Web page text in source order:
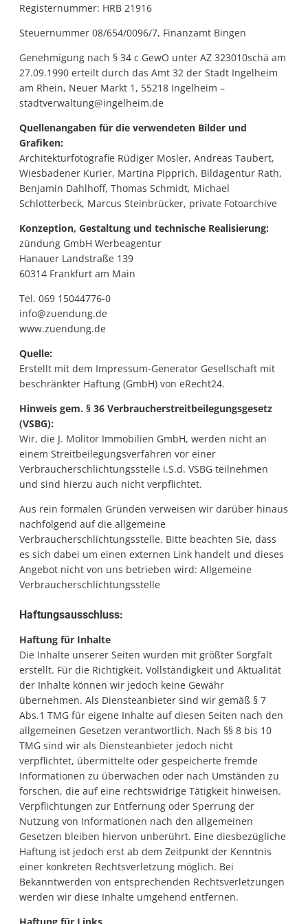
Registernummer: HRB 21916
Steuernummer 08/654/0096/7, Finanzamt Bingen
Genehmigung nach § 34 c GewO unter AZ 323010schä am
27.09.1990 erteilt durch das Amt 32 der Stadt Ingelheim
am Rhein, Neuer Markt 1, 55218 Ingelheim –
stadtverwaltung@ingelheim.de
Quellenangaben für die verwendeten Bilder und
Grafiken:
Architekturfotografie Rüdiger Mosler, Andreas Taubert,
Wiesbadener Kurier, Martina Pipprich, Bildagentur Rath,
Benjamin Dahlhoff, Thomas Schmidt, Michael
Schlotterbeck, Marcus Steinbrücker, private Fotoarchive
Konzeption, Gestaltung und technische Realisierung:
zündung GmbH Werbeagentur
Hanauer Landstraße 139
60314 Frankfurt am Main
Tel. 069 15044776-0
info@zuendung.de
www.zuendung.de
Quelle:
Erstellt mit dem Impressum-Generator Gesellschaft mit
beschränkter Haftung (GmbH) von eRecht24.
Hinweis gem. § 36 Verbraucherstreitbeilegungsgesetz
(VSBG):
Wir, die J. Molitor Immobilien GmbH, werden nicht an
einem Streitbeilegungsverfahren vor einer
Verbraucherschlichtungsstelle i.S.d. VSBG teilnehmen
und sind hierzu auch nicht verpflichtet.
Aus rein formalen Gründen verweisen wir darüber hinaus
nachfolgend auf die allgemeine
Verbraucherschlichtungsstelle. Bitte beachten Sie, dass
es sich dabei um einen externen Link handelt und dieses
Angebot nicht von uns betrieben wird: Allgemeine
Verbraucherschlichtungsstelle
Haftungsausschluss:
Haftung für Inhalte
Die Inhalte unserer Seiten wurden mit größter Sorgfalt
erstellt. Für die Richtigkeit, Vollständigkeit und Aktualität
der Inhalte können wir jedoch keine Gewähr
übernehmen. Als Diensteanbieter sind wir gemäß § 7
Abs.1 TMG für eigene Inhalte auf diesen Seiten nach den
allgemeinen Gesetzen verantwortlich. Nach §§ 8 bis 10
TMG sind wir als Diensteanbieter jedoch nicht
verpflichtet, übermittelte oder gespeicherte fremde
Informationen zu überwachen oder nach Umständen zu
forschen, die auf eine rechtswidrige Tätigkeit hinweisen.
Verpflichtungen zur Entfernung oder Sperrung der
Nutzung von Informationen nach den allgemeinen
Gesetzen bleiben hiervon unberührt. Eine diesbezügliche
Haftung ist jedoch erst ab dem Zeitpunkt der Kenntnis
einer konkreten Rechtsverletzung möglich. Bei
Bekanntwerden von entsprechenden Rechtsverletzungen
werden wir diese Inhalte umgehend entfernen.